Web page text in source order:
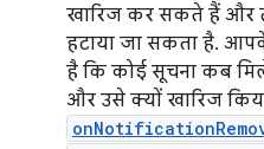
खारिज कर सकते हैं और तो
हटाया जा सकता है.
है कि कोई सूचना कब
और उसे क्यों खारिज